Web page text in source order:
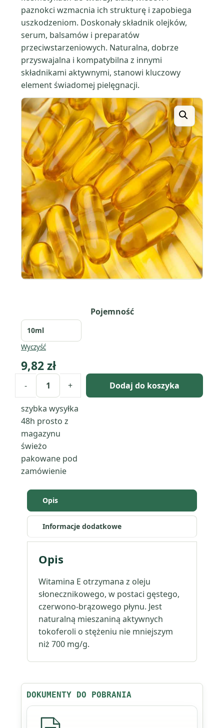
paznokci wzmacnia ich strukturę i zapobiega
uszkodzeniom. Doskonały składnik olejków,
serum, balsamów i preparatów
przeciwstarzeniowych. Naturalna, dobrze
przyswajalna i kompatybilna z innymi
składnikami aktywnymi, stanowi kluczowy
element świadomej pielęgnacji.
Pojemność
Wyczyść
9,82zł
- + Dodaj do koszyka
szybka wysyłka
48h prosto z
magazynu
świeżo
pakowane pod
zamówienie
Opis
Informacje dodatkowe
Opis
Witamina E otrzymana z oleju
słonecznikowego, w postaci gęstego,
czerwono-brązowego płynu. Jest
naturalną mieszaniną aktywnych
tokoferoli o stężeniu nie mniejszym
niż 700 mg/g.
DOKUMENTY DO POBRANIA